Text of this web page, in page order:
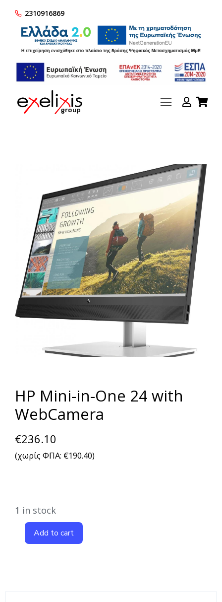
2310916869
HP Mini-in-One 24 with
WebCamera
€236.10
(χωρίς ΦΠΑ: €190.40)
1 in stock
Add to cart